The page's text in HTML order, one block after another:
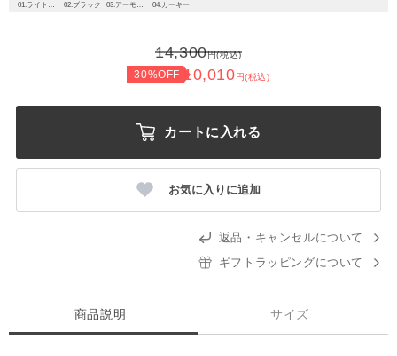
02.ブラック 04.カーキー
14,300円(税込)
30%OFF 10,010円(税込)
カートに入れる
お気に入りに追加
返品・キャンセルについて
ギフトラッピングについて
商品説明 サイズ